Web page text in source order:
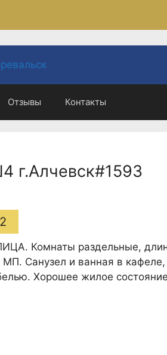
Отзывы Контакты
г.Алчевск#1593
Комнаты раздельные,
Санузел и ванная в кафеле,
Хорошее жилое